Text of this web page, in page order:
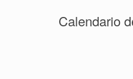
Calendario